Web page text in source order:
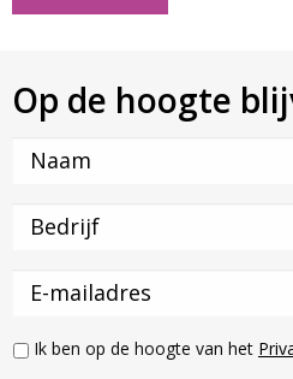
Op de hoogte
Ik ben op de hoogte van het